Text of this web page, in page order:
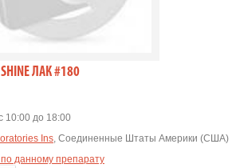
ЛАК #180
10:00 до 18:00
Ins, Соединенные Штаты Америки (США)
данному препарату